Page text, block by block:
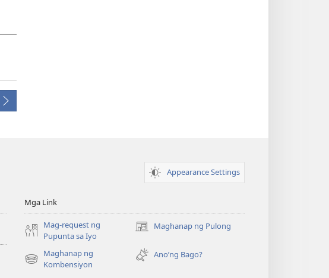
Appearance Settings
Mga Link
Mag-request ng
Pupunta sa Iyo
Maghanap ng Pulong
(may
na
Maghanap ng
Kombensiyon
(may
Ano’ng Bago?